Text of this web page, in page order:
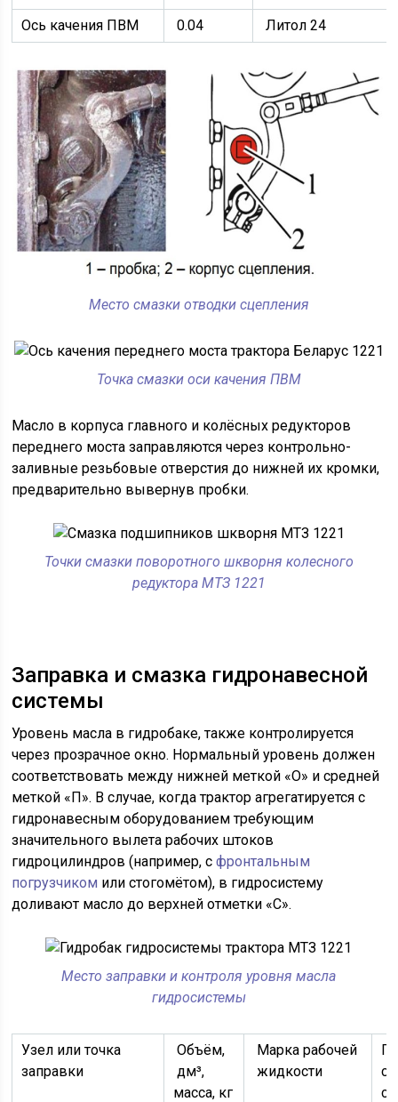
Ось качения ПВМ 0.04 Литол 24
Место смазки отводки сцепления
Точка смазки оси качения ПВМ
Масло в корпуса главного и колёсных редукторов
переднего моста заправляются через контрольно-
заливные резьбовые отверстия до нижней их кромки,
предварительно вывернув пробки.
Точки смазки поворотного шкворня колесного
редуктора МТЗ 1221
Заправка и смазка гидронавесной
системы
Уровень масла в гидробаке, также контролируется
через прозрачное окно. Нормальный уровень должен
соответствовать между нижней меткой «О» и средней
меткой «П». В случае, когда трактор агрегатируется с
гидронавесным оборудованием требующим
значительного вылета рабочих штоков
гидроцилиндров (например, сфронтальным
погрузчиком или стогомётом), в гидросистему
доливают масло до верхней отметки «С».
Место заправки и контроля уровня масла
гидросистемы
Узел или точка
заправки
Объём,
дм³,
масса, кг
Марка рабочей
жидкости